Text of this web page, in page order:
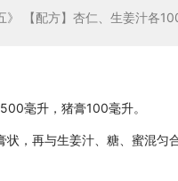
》 【配方】杏仁、生姜汁各
毫升，猪膏100毫升。
，再与生姜汁、糖、蜜混匀